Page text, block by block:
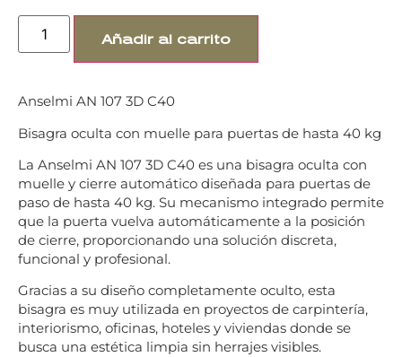
Añadir al carrito
Anselmi AN 107 3D C40
Bisagra oculta con muelle para puertas de hasta 40 kg
La Anselmi AN 107 3D C40 es una bisagra oculta con
muelle y cierre automático diseñada para puertas de
paso de hasta 40 kg. Su mecanismo integrado permite
que la puerta vuelva automáticamente a la posición
de cierre, proporcionando una solución discreta,
funcional y profesional.
Gracias a su diseño completamente oculto, esta
bisagra es muy utilizada en proyectos de carpintería,
interiorismo, oficinas, hoteles y viviendas donde se
busca una estética limpia sin herrajes visibles.